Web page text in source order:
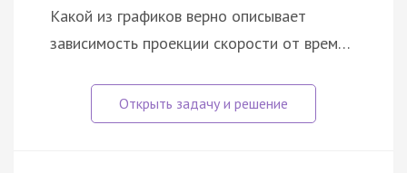
Какой из графиков верно описывает
зависимость проекции скорости от врем…